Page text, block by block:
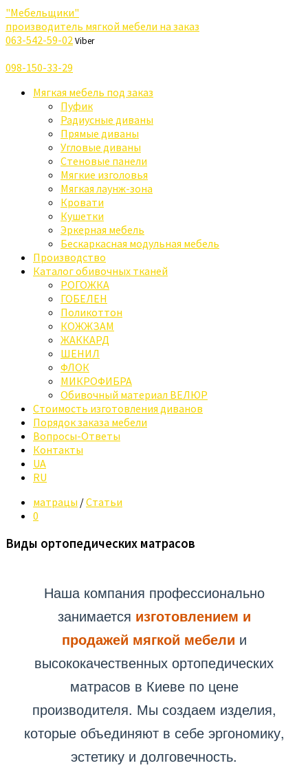
"Мебельщики"
производитель мягкой мебели на заказ
063-542-59-02Viber
098-150-33-29
Мягкая мебель под заказ
Пуфик
Радиусные диваны
Прямые диваны
Угловые диваны
Стеновые панели
Мягкие изголовья
Мягкая лаунж-зона
Кровати
Кушетки
Эркерная мебель
Бескаркасная модульная мебель
Производство
Каталог обивочных тканей
РОГОЖКА
ГОБЕЛЕН
Поликоттон
КОЖЖЗАМ
ЖАККАРД
ШЕНИЛ
ФЛОК
МИКРОФИБРА
Обивочный материал ВЕЛЮР
Стоимость изготовления диванов
Порядок заказа мебели
Вопросы-Ответы
Контакты
UA
RU
матрацы /Статьи
0
Виды ортопедических матрасов
Наша компания профессионально
занимается изготовлением и
продажей мягкой мебели и
высококачественных ортопедических
матрасов в Киеве по цене
производителя. Мы создаем изделия,
которые объединяют в себе эргономику,
эстетику и долговечность.